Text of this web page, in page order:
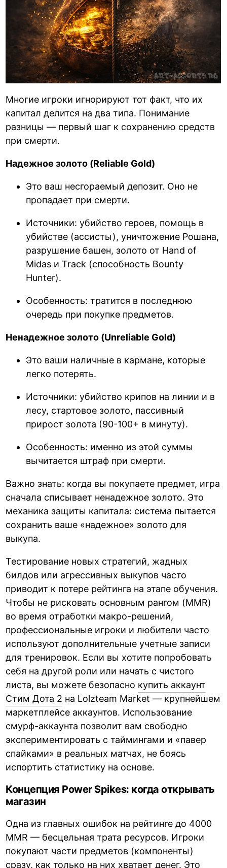
Многие игроки игнорируют тот факт, что их
капитал делится на два типа. Понимание
разницы — первый шаг к сохранению средств
при смерти.
Надежное золото (Reliable Gold)
Это ваш несгораемый депозит. Оно не
пропадает при смерти.
Источники: убийство героев, помощь в
убийстве (ассисты), уничтожение Рошана,
разрушение башен, золото от Hand of
Midas и Track (способность Bounty
Hunter).
Особенность: тратится в последнюю
очередь при покупке предметов.
Ненадежное золото (Unreliable Gold)
Это ваши наличные в кармане, которые
легко потерять.
Источники: убийство крипов на линии и в
лесу, стартовое золото, пассивный
прирост золота (90-100+ в минуту).
Особенность: именно из этой суммы
вычитается штраф при смерти.
Важно знать: когда вы покупаете предмет, игра
сначала списывает ненадежное золото. Это
механика защиты капитала: система пытается
сохранить ваше «надежное» золото для
выкупа.
Тестирование новых стратегий, жадных
билдов или агрессивных выкупов часто
приводит к потере рейтинга на этапе обучения.
Чтобы не рисковать основным рангом (MMR)
во время отработки макро-решений,
профессиональные игроки и любители часто
используют дополнительные учетные записи
для тренировок. Если вы хотите попробовать
себя на другой роли или начать с чистого
листа, вы можете безопасно купить аккаунт
Стим Дота 2 на Lolzteam Market — крупнейшем
маркетплейсе аккаунтов. Использование
смурф-аккаунта позволит вам свободно
экспериментировать с таймингами и «павер
спайками» в реальных матчах, не боясь
испортить статистику на основе.
Концепция Power Spikes: когда открывать
магазин
Одна из главных ошибок на рейтинге до 4000
MMR — бесцельная трата ресурсов. Игроки
покупают части предметов (компоненты)
сразу, как только на них хватает денег. Это